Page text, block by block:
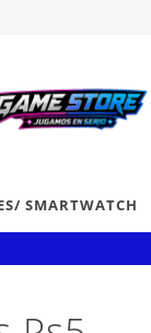
SMARTWATCH